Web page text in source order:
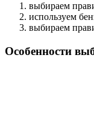
выбираем
используем
выбираем
Особенности